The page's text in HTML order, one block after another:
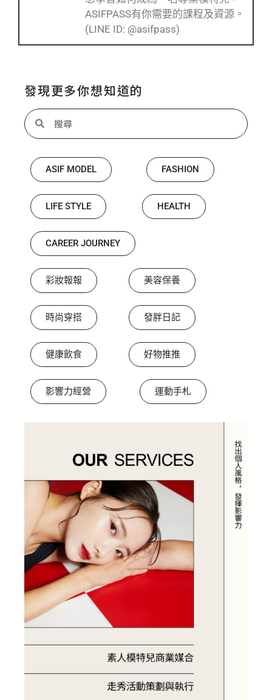
ASIFPASS有你需要的課程及資源。
(LINE ID: @asifpass)
發現更多你想知道的
ASIF MODEL FASHION
LIFE STYLE HEALTH
CAREER JOURNEY
彩妝報報 美容保養
時尚穿搭 發胖日記
健康飲食 好物推推
影響力經營 運動手札